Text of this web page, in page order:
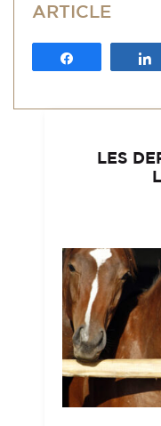
ARTICLE
LES